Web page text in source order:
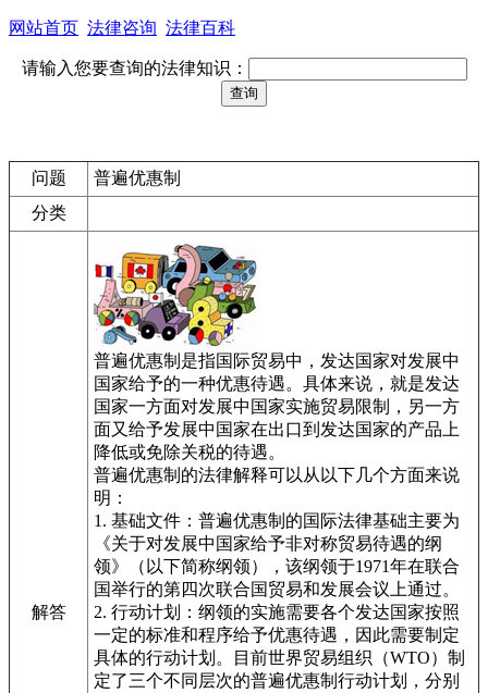
网站首页 法律咨询 法律百科
请输入您要查询的法律知识：
问题
普遍优惠制
分类
解答
普遍优惠制是指国际贸易中，发达国家对发展中
国家给予的一种优惠待遇。具体来说，就是发达
国家一方面对发展中国家实施贸易限制，另一方
面又给予发展中国家在出口到发达国家的产品上
降低或免除关税的待遇。
普遍优惠制的法律解释可以从以下几个方面来说
明：
1. 基础文件：普遍优惠制的国际法律基础主要为
《关于对发展中国家给予非对称贸易待遇的纲
领》（以下简称纲领），该纲领于1971年在联合
国举行的第四次联合国贸易和发展会议上通过。
2. 行动计划：纲领的实施需要各个发达国家按照
一定的标准和程序给予优惠待遇，因此需要制定
具体的行动计划。目前世界贸易组织（WTO）制
定了三个不同层次的普遍优惠制行动计划，分别